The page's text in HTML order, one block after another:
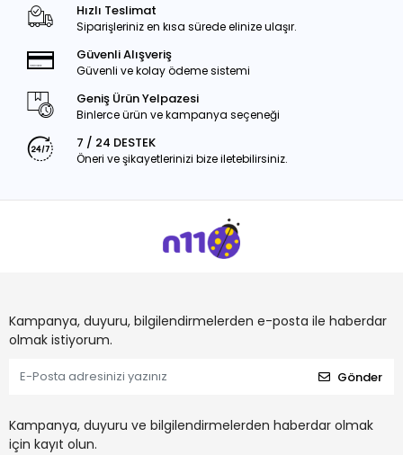
Hızlı Teslimat
Siparişleriniz en kısa sürede elinize ulaşır.
Güvenli Alışveriş
Güvenli ve kolay ödeme sistemi
Geniş Ürün Yelpazesi
Binlerce ürün ve kampanya seçeneği
7 / 24 DESTEK
Öneri ve şikayetlerinizi bize iletebilirsiniz.
Kampanya, duyuru, bilgilendirmelerden e-posta ile haberdar
olmak istiyorum.
Gönder
Kampanya, duyuru ve bilgilendirmelerden haberdar olmak
için kayıt olun.